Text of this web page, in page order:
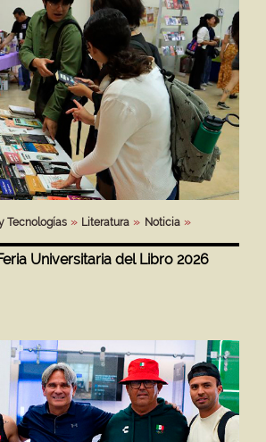
Tecnologías Literatura Noticia
Universitaria del Libro 2026